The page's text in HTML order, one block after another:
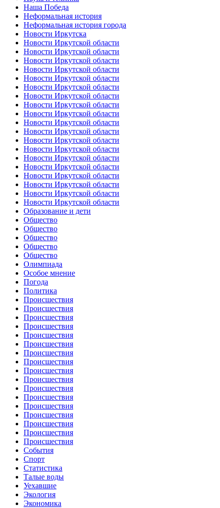
Наша Победа
Неформальная история
Неформальная история города
Новости Иркутска
Новости Иркутской области
Новости Иркутской области
Новости Иркутской области
Новости Иркутской области
Новости Иркутской области
Новости Иркутской области
Новости Иркутской области
Новости Иркутской области
Новости Иркутской области
Новости Иркутской области
Новости Иркутской области
Новости Иркутской области
Новости Иркутской области
Новости Иркутской области
Новости Иркутской области
Новости Иркутской области
Новости Иркутской области
Новости Иркутской области
Новости Иркутской области
Образование и дети
Общество
Общество
Общество
Общество
Общество
Олимпиада
Особое мнение
Погода
Политика
Происшествия
Происшествия
Происшествия
Происшествия
Происшествия
Происшествия
Происшествия
Происшествия
Происшествия
Происшествия
Происшествия
Происшествия
Происшествия
Происшествия
Происшествия
Происшествия
Происшествия
События
Спорт
Статистика
Талые воды
Уехавшие
Экология
Экономика